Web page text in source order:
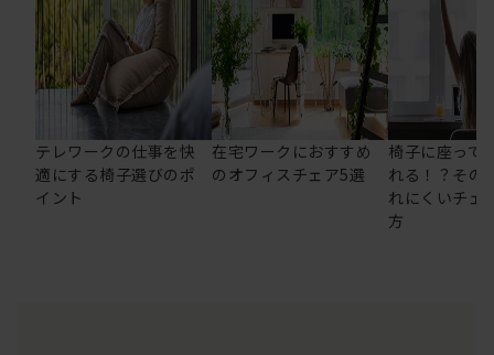
テレワークの仕事を快
適にする椅子選びのポ
イント
在宅ワークにおすすめ
のオフィスチェア5選
椅子に座って
れる！？その
れにくいチェ
方